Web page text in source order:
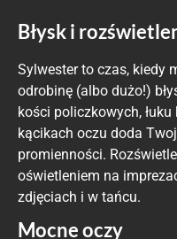
Błysk i
Sylwester to czas, kiedy
odrobinę (albo dużo!)
kości policzkowych,
kącikach oczu doda
promienności.
oświetleniem na
zdjęciach i w tańcu.
Mocne oczy